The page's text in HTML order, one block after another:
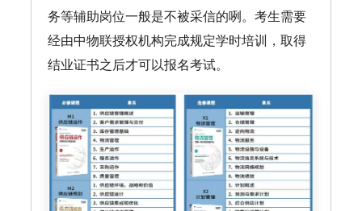
务等辅助岗位一般是不被采信的咧。考生需要
经由中物联授权机构完成规定学时培训，取得
结业证书之后才可以报名考试。